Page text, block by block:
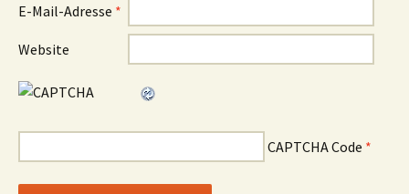
E-Mail-Adresse *
Website
CAPTCHA Code *